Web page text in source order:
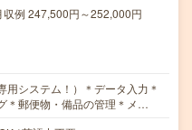
例 247,500円～252,000円
用システム！）＊データ入力＊
＊郵便物・備品の管理＊メ…